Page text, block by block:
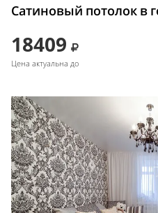
Сатиновый потолок в
18409
Цена актуальна до